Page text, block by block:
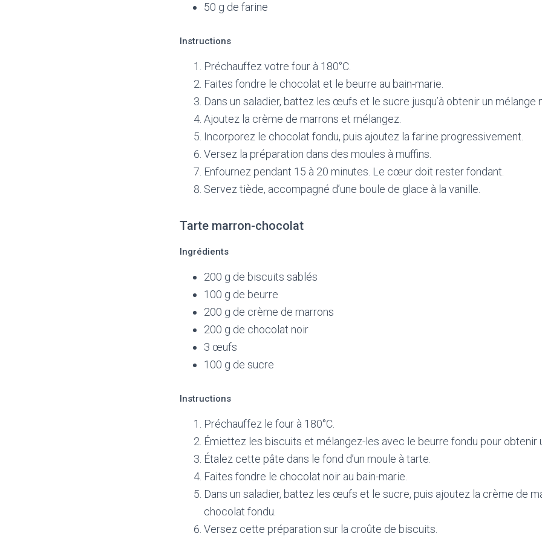
50 g de farine
Instructions
Préchauffez votre four à 180°C.
Faites fondre le chocolat et le beurre au bain-marie.
Dans un saladier, battez les œufs et le sucre jusqu’à obtenir un mélange
Ajoutez la crème de marrons et mélangez.
Incorporez le chocolat fondu, puis ajoutez la farine progressivement.
Versez la préparation dans des moules à muffins.
Enfournez pendant 15 à 20 minutes. Le cœur doit rester fondant.
Servez tiède, accompagné d’une boule de glace à la vanille.
Tarte marron-chocolat
Ingrédients
200 g de biscuits sablés
100 g de beurre
200 g de crème de marrons
200 g de chocolat noir
3 œufs
100 g de sucre
Instructions
Préchauffez le four à 180°C.
Émiettez les biscuits et mélangez-les avec le beurre fondu pour obtenir
Étalez cette pâte dans le fond d’un moule à tarte.
Faites fondre le chocolat noir au bain-marie.
Dans un saladier, battez les œufs et le sucre, puis ajoutez la crème de
chocolat fondu.
Versez cette préparation sur la croûte de biscuits.